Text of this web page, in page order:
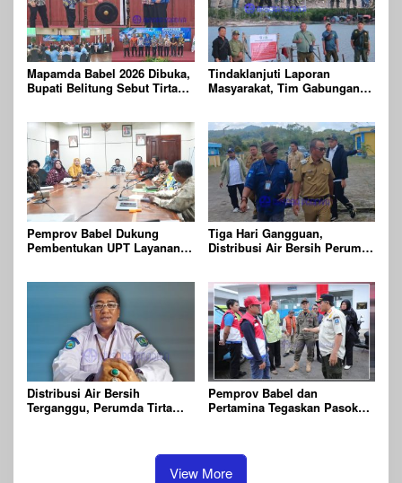
Mapamda Babel 2026 Dibuka,
Bupati Belitung Sebut Tirta
Tindaklanjuti Laporan
Masyarakat, Tim Gabungan
Terpadu di Wilayah KPHP
Gunong Duren
Pemprov Babel Dukung
Pembentukan UPT Layanan
Tiga Hari Gangguan,
Distribusi Air Bersih Perumda
Distribusi Air Bersih
Terganggu, Perumda Tirta
Pemprov Babel dan
Pertamina Tegaskan Pasokan
View More